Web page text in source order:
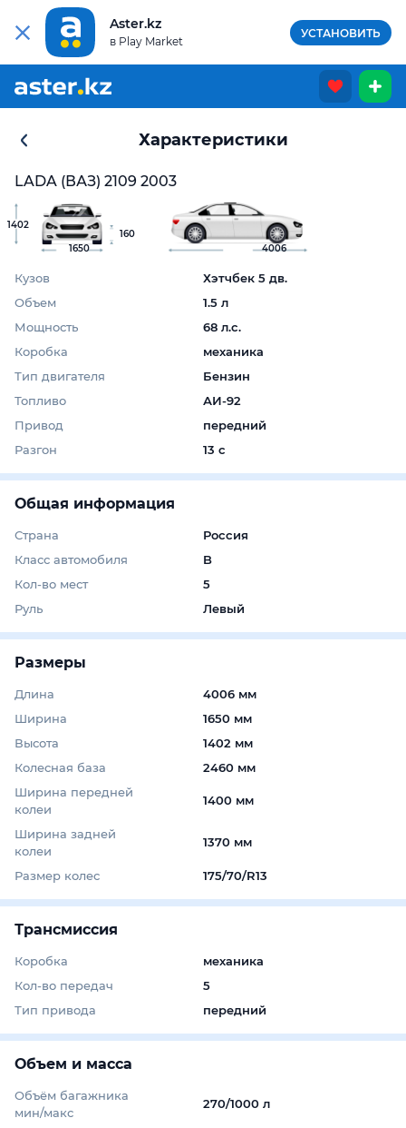
Aster.kz
в Play Market
УСТАНОВИТЬ
Характеристики
LADA (ВАЗ) 2109 2003
1650
1402
160
4006
Кузов
Хэтчбек 5 дв.
Объем
1.5 л
Мощность
68 л.с.
Коробка
механика
Тип двигателя
Бензин
Топливо
АИ-92
Привод
передний
Разгон
13 с
Общая информация
Страна
Россия
Класс автомобиля
B
Кол-во мест
5
Руль
Левый
Размеры
Длина
4006 мм
Ширина
1650 мм
Высота
1402 мм
Колесная база
2460 мм
Ширина передней
колеи
1400 мм
Ширина задней
колеи
1370 мм
Размер колес 175/70/R13
Трансмиссия
Коробка
механика
Кол-во передач
5
Тип привода
передний
Объем и масса
Объём багажника
мин/макс
270/1000 л